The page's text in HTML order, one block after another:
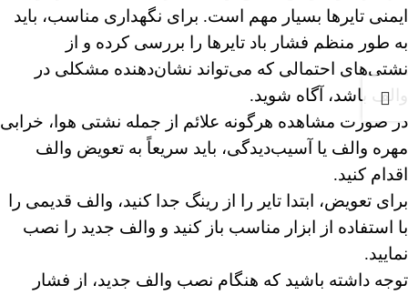
ایمنی تایرها بسیار مهم است. برای نگهداری مناسب، باید
به طور منظم فشار باد تایرها را بررسی کرده و از
نشتی‌های احتمالی که می‌تواند نشان‌دهنده مشکلی در
والف باشد، آگاه شوید.
در صورت مشاهده هرگونه علائم از جمله نشتی هوا، خرابی
مهره والف یا آسیب‌دیدگی، باید سریعاً به تعویض والف
اقدام کنید.
برای تعویض، ابتدا تایر را از رینگ جدا کنید، والف قدیمی را
با استفاده از ابزار مناسب باز کنید و والف جدید را نصب
نمایید.
توجه داشته باشید که هنگام نصب والف جدید، از فشار